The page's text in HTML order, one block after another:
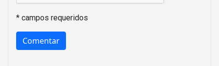
* campos requeridos